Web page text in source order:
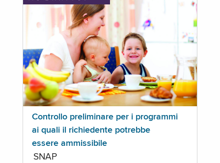
Controllo preliminare per i programmi
ai quali il richiedente potrebbe
essere ammissibile
SNAP